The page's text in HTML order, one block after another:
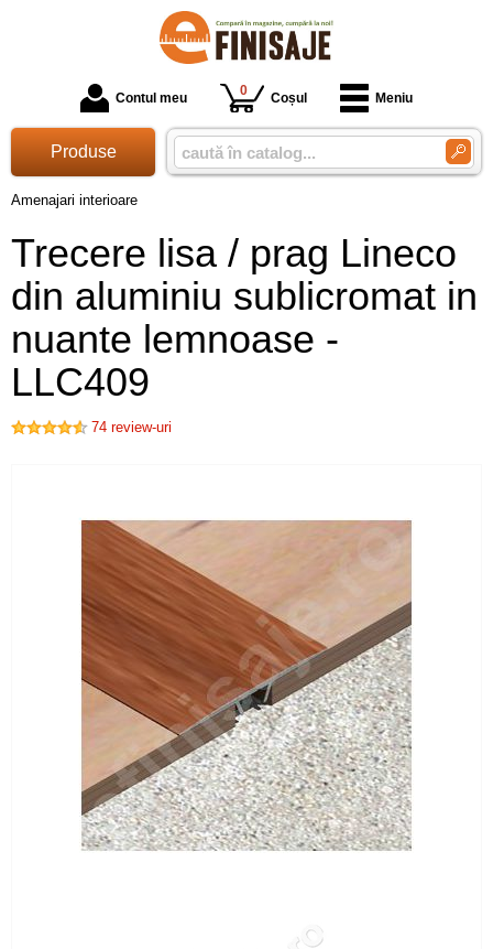
Contul meu 0 Coșul Meniu
Produse
Amenajari interioare
Trecere lisa / prag Lineco
din aluminiu sublicromat in
nuante lemnoase -
LLC409
74 review-uri